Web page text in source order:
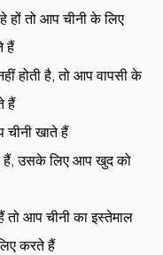
हों तो आप चीनी के लिए
हैं
होती है, तो आप वापसी के
हैं
खाते हैं
हैं, उसके लिए आप खुद को
आप चीनी का इस्तेमाल
करते हैं